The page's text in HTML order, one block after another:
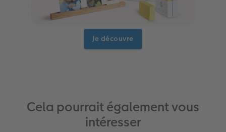
Je découvre
Cela pourrait également vous
intéresser